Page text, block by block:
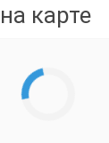
карте